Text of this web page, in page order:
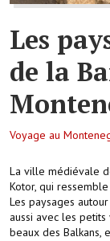
Les
de la
Voyage au
La ville médiévale
Kotor, qui
Les paysages
aussi avec les
beaux des Balkans,